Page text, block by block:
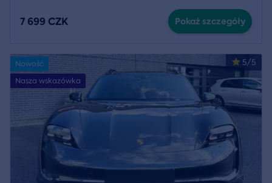
7 699 CZK Pokaż szczegóły
5/5
Nowość
Nasza wskazówka